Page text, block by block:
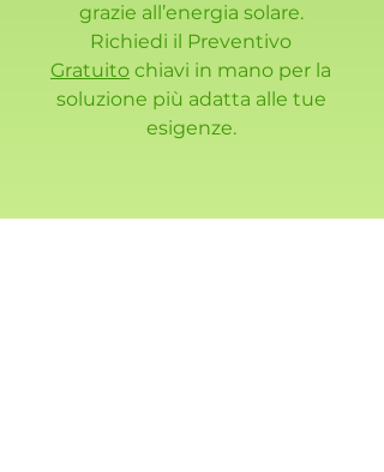
grazie all’energia solare.
Richiedi il Preventivo
Gratuito chiavi in mano per la
soluzione più adatta alle tue
esigenze.